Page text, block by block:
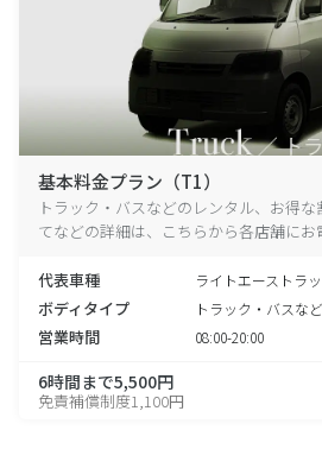
基本料金プラン（T1）
トラック・バスなどのレンタル、お得
てなどの詳細は、こちらから各店舗にお
代表車種 ライトエーストラ
ボディタイプ トラック・バスなど
営業時間 08:00-20:00
6時間まで5,500円
免責補償制度1,100円